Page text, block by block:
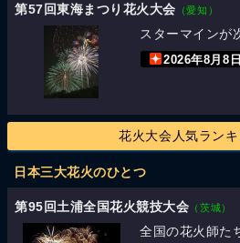
第57回東海まつり花火大会 （愛知）
スターマインが
2026年8月8
花火大会人気ラン
日本三大花火のひとつ
第95回土浦全国花火競技大会 （茨城）
全国の花火師た